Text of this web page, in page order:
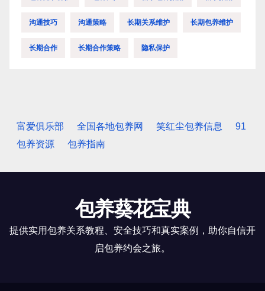
沟通技巧 沟通策略 长期关系维护 长期包养维护
长期合作 长期合作策略 隐私保护
富爱俱乐部 全国各地包养网 笑红尘包养信息
91
包养资源
包养指南
包养葵花宝典
提供实用包养关系教程、安全技巧和真实案例，助你自信开
启包养约会之旅。